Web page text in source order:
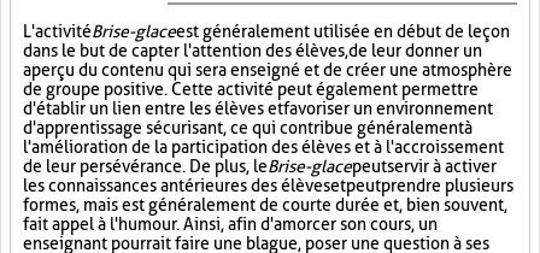
L'activitéBrise-glaceest généralement utilisée en début de leçon
dans le but de capter l'attention des élèves, de leur donner un
aperçu du contenu qui sera enseigné et de créer une atmosphère
de groupe positive. Cette activité peut également permettre
d'établir un lien entre les élèves et favoriser un environnement
d'apprentissage sécurisant, ce qui contribue généralement à
l'amélioration de la participation des élèves et à l'accroissement
de leur persévérance. De plus, leBrise-glacepeut servir à activer
les connaissances antérieures des élèves et peut prendre plusieurs
formes, mais est généralement de courte durée et, bien souvent,
fait appel à l'humour. Ainsi, afin d'amorcer son cours, un
enseignant pourrait faire une blague, poser une question à ses